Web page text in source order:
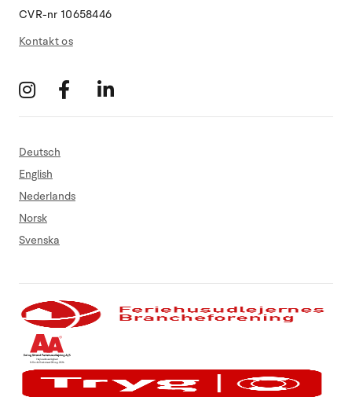
CVR-nr 10658446
Kontakt os
Deutsch
English
Nederlands
Norsk
Svenska